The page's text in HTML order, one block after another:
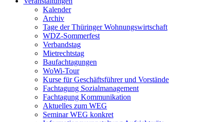
Kalender
Archiv
Tage der Thüringer Wohnungswirtschaft
WDZ-Sommerfest
Verbandstag
Mietrechtstag
Baufachtagungen
WoWi-Tour
Kurse für Geschäftsführer und Vorstände
Fachtagung Sozialmanagement
Fachtagung Kommunikation
Aktuelles zum WEG
Seminar WEG konkret